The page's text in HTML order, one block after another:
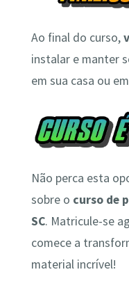
Ao final do curso,
instalar e manter
em sua casa ou
Não perca esta
sobre o curso de
SC. Matricule-se
comece a
material incrível!